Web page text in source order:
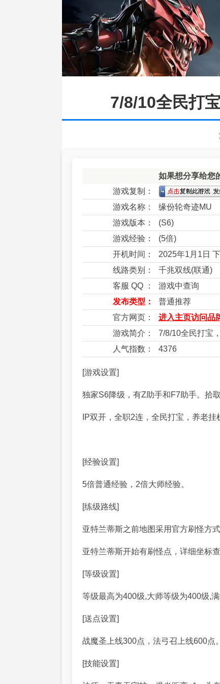
7/8/10全民打
如果想分享给您
游戏复制：
游戏名称：
缘份轮奇迹MU
游戏版本：
(S6)
游戏经验：
(5倍)
开机时间：
2025年1月1日
线路类别：
千兆双线(联通)
客服 QQ ：
游戏中查询
发布类型：
普通推荐
官方网页：
进入主页访问品
游戏简介：
7/8/10全民打宝
人气指数：
4376
[游戏设置]
独家S6降级，有Z助手和F7助手。拾取
IP双开，全职2连，全民打宝，养老挂
[经验设置]
5倍普通经验，2倍大师经验。
[练级路线]
亚特兰蒂斯之前地图采用官方刷怪方
亚特兰蒂斯开始有刷怪点，详细坐标
[等级设置]
等级最高为400级,大师等级为400级,
[送点设置]
战魔圣上线300点，法弓召上线600点
[技能设置]